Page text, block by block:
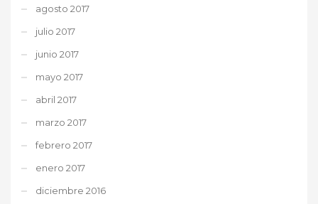
agosto 2017
julio 2017
junio 2017
mayo 2017
abril 2017
marzo 2017
febrero 2017
enero 2017
diciembre 2016